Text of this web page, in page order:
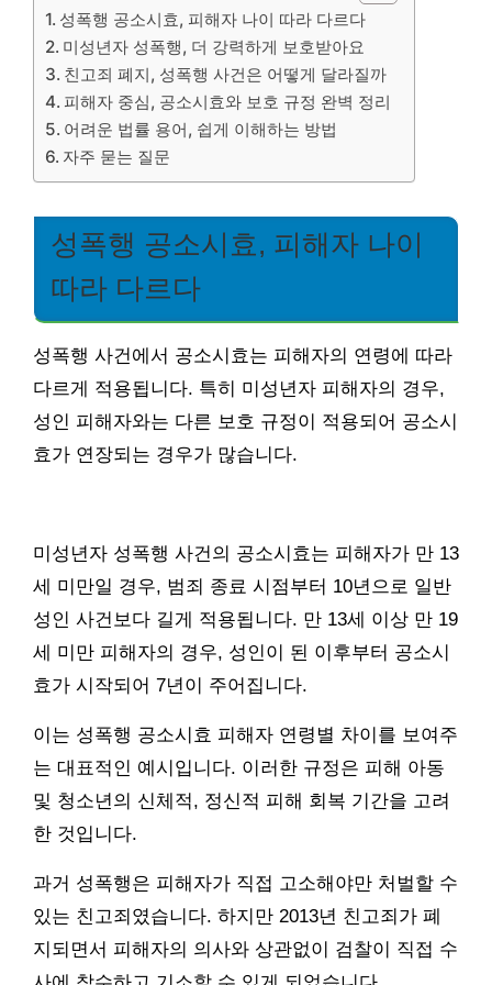
성폭행 공소시효, 피해자 나이 따라 다르다
미성년자 성폭행, 더 강력하게 보호받아요
친고죄 폐지, 성폭행 사건은 어떻게 달라질까
피해자 중심, 공소시효와 보호 규정 완벽 정리
어려운 법률 용어, 쉽게 이해하는 방법
자주 묻는 질문
성폭행 공소시효, 피해자 나이
따라 다르다
성폭행 사건에서 공소시효는 피해자의 연령에 따라
다르게 적용됩니다. 특히 미성년자 피해자의 경우,
성인 피해자와는 다른 보호 규정이 적용되어 공소시
효가 연장되는 경우가 많습니다.
미성년자 성폭행 사건의 공소시효는 피해자가 만 13
세 미만일 경우, 범죄 종료 시점부터 10년으로 일반
성인 사건보다 길게 적용됩니다. 만 13세 이상 만 19
세 미만 피해자의 경우, 성인이 된 이후부터 공소시
효가 시작되어 7년이 주어집니다.
이는 성폭행 공소시효 피해자 연령별 차이를 보여주
는 대표적인 예시입니다. 이러한 규정은 피해 아동
및 청소년의 신체적, 정신적 피해 회복 기간을 고려
한 것입니다.
과거 성폭행은 피해자가 직접 고소해야만 처벌할 수
있는 친고죄였습니다. 하지만 2013년 친고죄가 폐
지되면서 피해자의 의사와 상관없이 검찰이 직접 수